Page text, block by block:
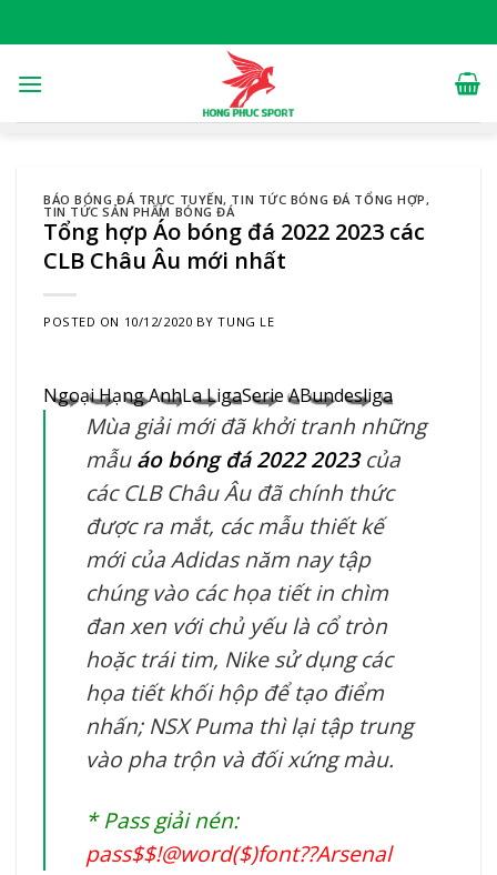
to
BÁO BÓNG ĐÁ TRỰC TUYẾN, TIN TỨC BÓNG ĐÁ TỔNG HỢP,
TIN TỨC SẢN PHẨM BÓNG ĐÁ
Tổng hợp Áo bóng đá 2022 2023 các
CLB Châu Âu mới nhất
POSTED ON 10/12/2020 BYTUNG LE
Ngoại Hạng AnhLa LigaSerie ABundesliga
Mùa giải mới đã khởi tranh những
mẫuáo bóng đá 2022 2023của
các CLB Châu Âu đã chính thức
được ra mắt, các mẫu thiết kế
mới của Adidas năm nay tập
chúng vào các họa tiết in chìm
đan xen với chủ yếu là cổ tròn
hoặc trái tim, Nike sử dụng các
họa tiết khối hộp để tạo điểm
nhấn; NSX Puma thì lại tập trung
vào pha trộn và đối xứng màu.
* Pass giải nén:
pass$$!@word($)font??Arsenal